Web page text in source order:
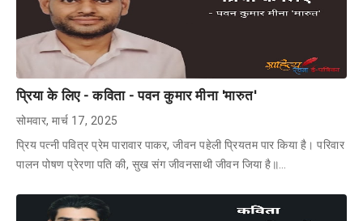
प्रिया के लिए - कविता - पवन कुमार मीना 'मारुत'
सोमवार, मार्च 17, 2025
प्रिय पत्नी पवित्र प्रेम पारावार पाकर, जीवन पहेली प्रियतम पार किया है। परिवार
पालन पोषण प्रेरणा पति की, सुख संग जीवनसाथी जीवन जिया है॥…